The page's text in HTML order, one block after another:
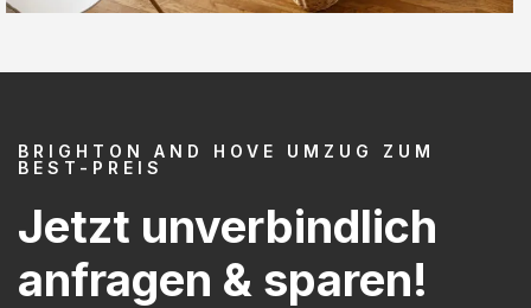
BRIGHTON AND HOVE UMZUG ZUM
BEST-PREIS
Jetzt unverbindlich
anfragen & sparen!